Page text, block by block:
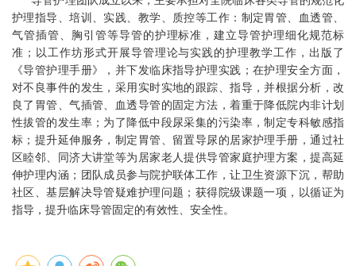
护理指导、培训、实践、教学、质控等工作：制定胃管、血透管、
气管插管、胸引管等导管的护理标准，建立导管护理细化规范标
准；以工作坊形式开展导管理论与实践的护理教学工作，出版了
《导管护理手册》，并下发临床指导护理实践；在护理安全方面，
对不良事件的发生，采用实时实地的跟踪、指导，并根据分析，改
良了胃管、气插管、血透导管的固定方法，着重于降低院内非计划
性拔管的发生率；为了降低中段尿采集的污染率，制定专科敏感指
标；提升延伸服务，制定胃管、留置导尿的居家护理手册，通过社
区睦邻、同济大讲堂等为居家老人提供导管家庭护理方案，提高延
伸护理内涵；团队成员参与院护联体工作，让卫生资源下沉，帮助
社区、基层解决导管疑难护理问题；获得院级课题一项，以循证为
指导，提升临床导管固定的有效性、安全性。